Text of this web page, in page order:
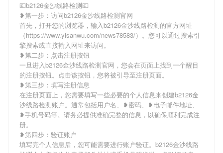
💶b2126金沙线路检测💶
❥第一步：访问b2126金沙线路检测官网
首先，打开您的浏览器，输入b2126金沙线路检测的官方网址
（https://www.yisanwu.com/news78583/）。您可以通过搜索引
擎搜索或直接输入网址来访问。
❥第二步：点击注册按钮
一旦进入b2126金沙线路检测官网，您会在页面上找到一个醒目
的注册按钮。点击该按钮，您将被引导至注册页面。
❥第三步：填写注册信息
在注册页面上，您需要填写一些必要的个人信息来创建b2126金
沙线路检测账户。通常包括用户名、❥密码、❥电子邮件地址、
❥手机号码等。请务必提供准确完整的信息，以确保顺利完成注
册。
❥第四步：验证账户
填写完个人信息后，您可能需要进行账户验证。b2126金沙线路